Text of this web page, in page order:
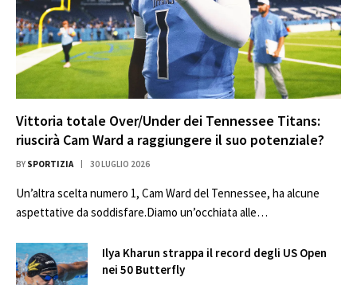
Vittoria totale Over/Under dei Tennessee Titans:
riuscirà Cam Ward a raggiungere il suo potenziale?
BY SPORTIZIA 30 LUGLIO 2026
Un’altra scelta numero 1, Cam Ward del Tennessee, ha alcune
aspettative da soddisfare.Diamo un’occhiata alle…
Ilya Kharun strappa il record degli US Open
nei 50 Butterfly